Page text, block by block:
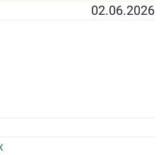
02.06.2026